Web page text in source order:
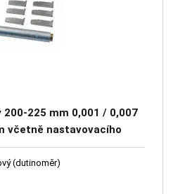
225 mm 0,001 / 0,007
včetně nastavovacího
(dutinoměr)